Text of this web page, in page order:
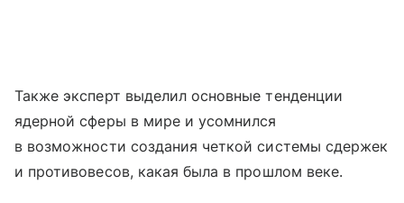
Также эксперт выделил основные тенденции
ядерной сферы в мире и усомнился
в возможности создания четкой системы сдержек
и противовесов, какая была в прошлом веке.